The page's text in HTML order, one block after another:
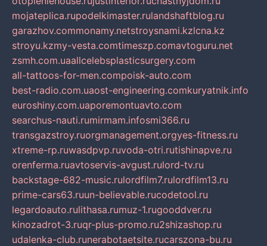
mojateplica.rupodelkimaster.rulandshaftblog.ru
garazhov.commonamy.netstroysnami.kzlcna.kz
stroyu.kzmy-vesta.comtimeszp.comavtoguru.net
zsmh.com.uaallcelebsplasticsurgery.com
all-tattoos-for-men.compoisk-auto.com
best-radio.com.uaost-engineering.comkuryatnik.info
euroshiny.com.uaporemontuavto.com
searchus-nauti.rumirmam.infosmi366.ru
transgazstroy.ruorgmanagement.orgyes-fitness.ru
xtreme-rp.ruwasdpvp.ruvoda-otri.rutishinapve.ru
orenferma.ruavtoservis-avgust.rulord-tv.ru
backstage-682-music.rulordfilm7.rulordfilm13.ru
prime-cars63.ruun-believable.rucodetool.ru
legardoauto.rulithasa.rumuz-1.rugooddver.ru
kinozadrot-3.ruqr-plus-promo.ru2shizashop.ru
udalenka-club.runerabotaetsite.rucarszona-bu.ru